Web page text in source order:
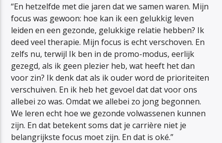
“En hetzelfde met die jaren dat we samen waren. Mijn
focus was gewoon: hoe kan ik een gelukkig leven
leiden en een gezonde, gelukkige relatie hebben? Ik
deed veel therapie. Mijn focus is echt verschoven. En
zelfs nu, terwijl Ik ben in de promo-modus, eerlijk
gezegd, als ik geen plezier heb, wat heeft het dan
voor zin? Ik denk dat als ik ouder word de prioriteiten
verschuiven. En ik heb het gevoel dat dat voor ons
allebei zo was. Omdat we allebei zo jong begonnen.
We leren echt hoe we gezonde volwassenen kunnen
zijn. En dat betekent soms dat je carrière niet je
belangrijkste focus moet zijn. En dat is oké.”